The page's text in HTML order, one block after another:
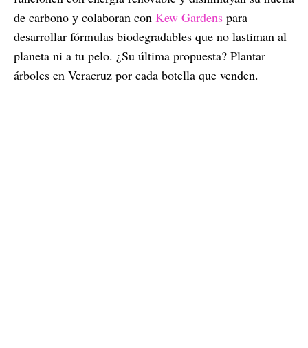
de carbono y colaboran con Kew Gardens para
desarrollar fórmulas biodegradables que no lastiman al
planeta ni a tu pelo. ¿Su última propuesta? Plantar
árboles en Veracruz por cada botella que venden.